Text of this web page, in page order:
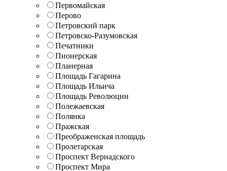
Первомайская
Перово
Петровский парк
Петровско-Разумовская
Печатники
Пионерская
Планерная
Площадь Гагарина
Площадь Ильича
Площадь Революции
Полежаевская
Полянка
Пражская
Преображенская площадь
Пролетарская
Проспект Вернадского
Проспект Мира